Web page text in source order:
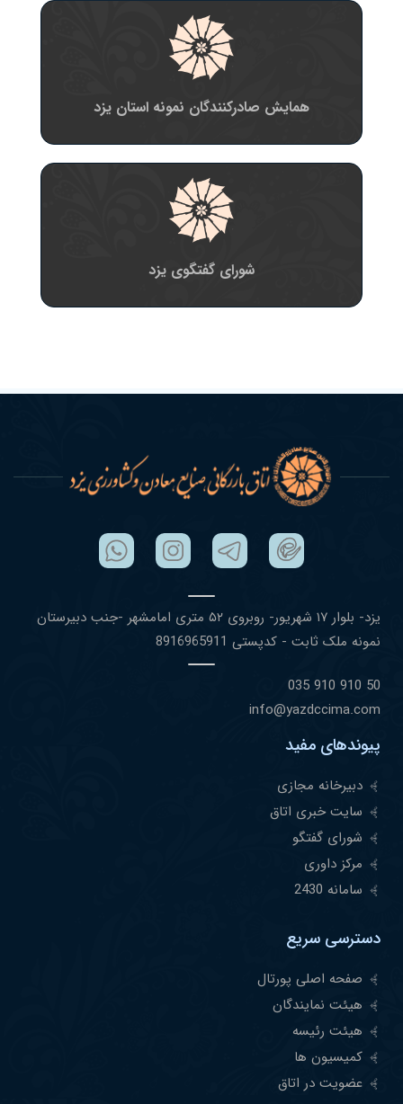
همایش صادرکنندگان نمونه استان یزد
شورای گفتگوی یزد
یزد- بلوار ١٧ شهریور- روبروی ۵٢ متری امامشهر -جنب دبیرستان
نمونه ملک ثابت - کدپستی 8916965911
50 910 910 035
info@yazdccima.com
پیوندهای مفید
دبیرخانه مجازی
سایت خبری اتاق
شورای گفتگو
مرکز داوری
سامانه 2430
دسترسی سریع
صفحه اصلی پورتال
هیئت نمایندگان
هیئت رئیسه
کمیسیون ها
عضویت در اتاق